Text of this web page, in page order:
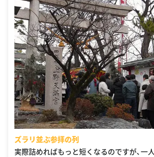
ズラリ並ぶ参拝の列
実際詰めればもっと短くなるのですが、一